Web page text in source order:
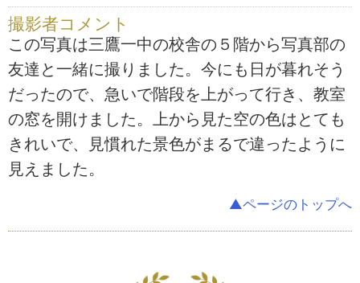
撮影者コメント
この写真は三鷹一中の校舎の５階から写真部の
友達と一緒に撮りました。今にも日が暮れそう
だったので、急いで階段を上がって行き、教室
の窓を開けました。上から見た空の色はとても
きれいで、見慣れた景色がまるで違ったように
見えました。
▲ページのトップへ